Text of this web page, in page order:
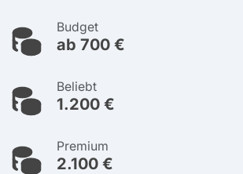
Budget
ab 700 €
Beliebt
1.200 €
Premium
2.100 €